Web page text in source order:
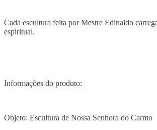
Cada escultura feita por Mestre Edinaldo
espiritual.
Informações do produto:
Objeto: Escultura de Nossa Senhora do Carmo